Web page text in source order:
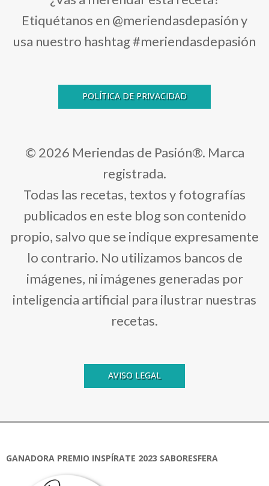
Etiquétanos en @meriendasdepasión y
usa nuestro hashtag #meriendasdepasión
POLÍTICA DE PRIVACIDAD
© 2026 Meriendas de Pasión®. Marca
registrada.
Todas las recetas, textos y fotografías
publicados en este blog son contenido
propio, salvo que se indique expresamente
lo contrario. No utilizamos bancos de
imágenes, ni imágenes generadas por
inteligencia artificial para ilustrar nuestras
recetas.
AVISO LEGAL
GANADORA PREMIO INSPÍRATE 2023 SABORESFERA